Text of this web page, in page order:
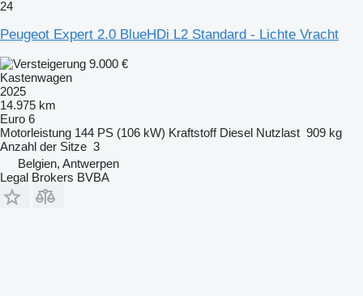
24
Peugeot Expert 2.0 BlueHDi L2 Standard - Lichte Vracht
9.000 €
Kastenwagen
2025
14.975 km
Euro 6
Motorleistung 144 PS (106 kW) Kraftstoff Diesel Nutzlast 909 kg
Anzahl der Sitze 3
Belgien, Antwerpen
Legal Brokers BVBA